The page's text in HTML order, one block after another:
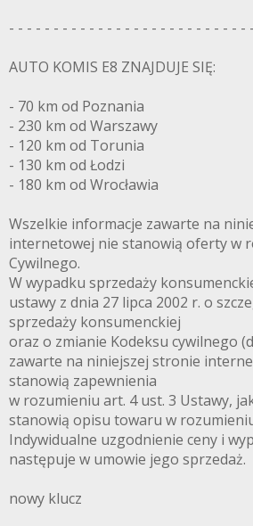
- - - - - - - - - - - - - - - - - - - - - - - - - - -
AUTO KOMIS E8 ZNAJDUJE SIĘ:
- 70 km od Poznania
- 230 km od Warszawy
- 120 km od Torunia
- 130 km od Łodzi
- 180 km od Wrocławia
Wszelkie informacje zawarte na
internetowej nie stanowią oferty w
Cywilnego.
W wypadku sprzedaży
ustawy z dnia 27 lipca 2002 r. o
sprzedaży konsumenckiej
oraz o zmianie Kodeksu cywilnego
zawarte na niniejszej stronie
stanowią zapewnienia
w rozumieniu art. 4 ust. 3 Ustawy,
stanowią opisu towaru w
Indywidualne uzgodnienie ceny i
następuje w umowie jego sprzedaż.
nowy klucz